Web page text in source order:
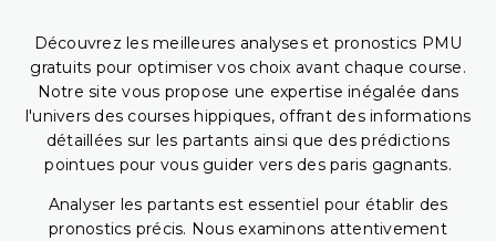
Découvrez les meilleures analyses et pronostics PMU
gratuits pour optimiser vos choix avant chaque course.
Notre site vous propose une expertise inégalée dans
l'univers des courses hippiques, offrant des informations
détaillées sur les partants ainsi que des prédictions
pointues pour vous guider vers des paris gagnants.
Analyser les partants est essentiel pour établir des
pronostics précis. Nous examinons attentivement